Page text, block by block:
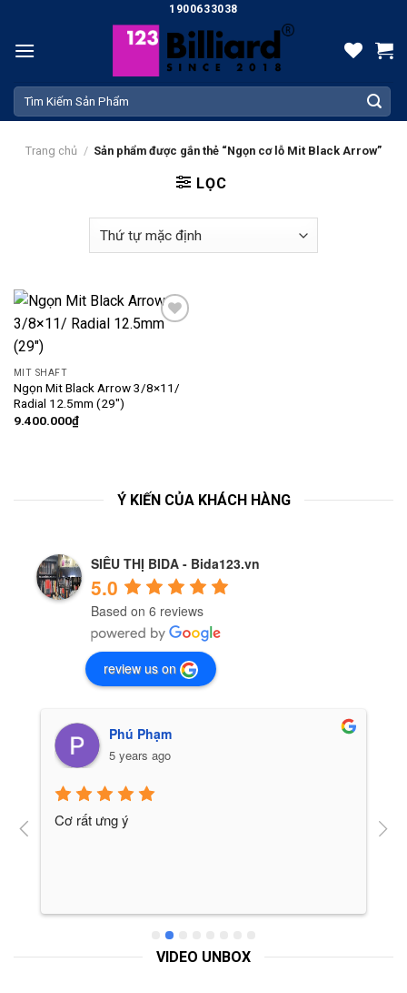
content
1900633038
Tìm
kiếm:
Trang chủ / Sản phẩm được gắn thẻ “Ngọn cơ lỗ Mit Black Arrow”
LỌC
MIT SHAFT
Ngọn Mit Black Arrow 3/8×11/
Radial 12.5mm (29″)
9.400.000₫
Ý KIẾN CỦA KHÁCH HÀNG
SIÊU THỊ BIDA - Bida123.vn
5.0
Based on 6 reviews
review us on
Phú Phạm
5 years ago
Cơ rất ưng ý
VIDEO UNBOX